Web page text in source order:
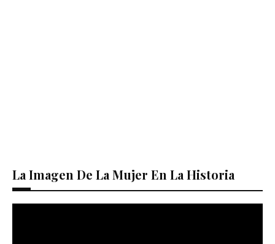
La Imagen De La Mujer En La Historia